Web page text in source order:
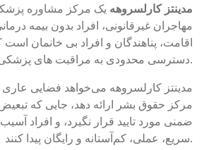
مدینتز کارلسروهه یک مرکز مشاوره
مهاجران غیرقانونی، افراد بدون بیمه
اقامت، پناهندگان و افراد بی خانمان است
دسترسی محدودی به مراقبت های پزشکی ندارند.
مدینتز کارلسروهه می‌خواهد فضایی عاری
مرکز حقوق بشر ارائه دهد، جایی که
ضمنی مورد تایید قرار نگیرد، و افراد
سریع، عملی، کم‌آستانه و رایگان پیدا کنند.